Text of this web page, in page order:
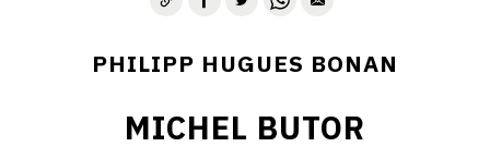
PHILIPP HUGUES BONAN
MICHEL BUTOR